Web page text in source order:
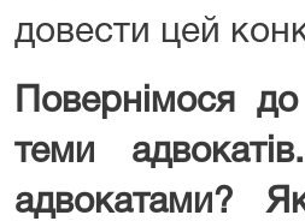
довести цей
Повернімося
теми
адвокатами?